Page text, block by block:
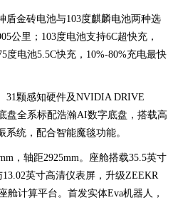
盾金砖电池与103度麒麟电池两种选
公里；103度电池支持6C超快充，
度电池5.5C快充，10%-80%充电最快
31颗感知硬件及NVIDIA DRIVE
盘全系标配浩瀚AI数字底盘，搭载高
系统，配合智能魔毯功能。
，轴距2925mm。座舱搭载35.5英寸
英寸高清仪表屏，升级ZEEKR
舱计算平台。首发实体Eva机器人，